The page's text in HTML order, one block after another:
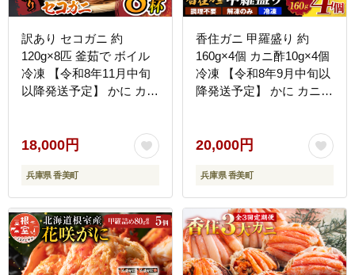
訳あり セコガニ 約
120g×8匹 釜茹で ボイル
冷凍 【令和8年11月中旬
以降発送予定】 かに カニ
18,000円
兵庫県 香美町
香住ガニ 甲羅盛り 約
160g×4個 カニ酢10g×4個
冷凍 【令和8年9月中旬以
降発送予定】 かに カニ
20,000円
兵庫県 香美町